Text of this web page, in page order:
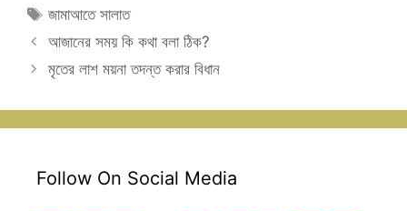
Tags
জামাআতে সালাত
আজানের সময় কি কথা বলা ঠিক?
মৃতের লাশ ময়না তদন্ত করার বিধান
Follow On Social Media